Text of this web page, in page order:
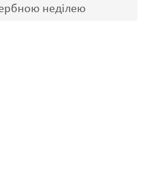
неділею